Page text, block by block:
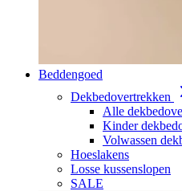
Beddengoed
Dekbedovertrekken
Alle
Kinder
Volwassen
Hoeslakens
Losse kussenslopen
SALE